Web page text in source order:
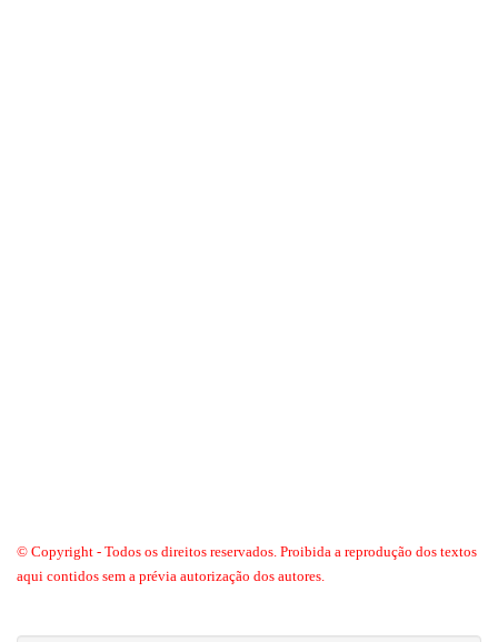
© Copyright - Todos os direitos reservados. Proibida a reprodução dos textos
aqui contidos sem a prévia autorização dos autores.